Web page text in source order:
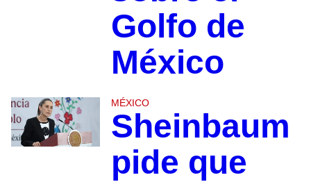
Golfo de
México
MÉXICO
Sheinbaum
pide que